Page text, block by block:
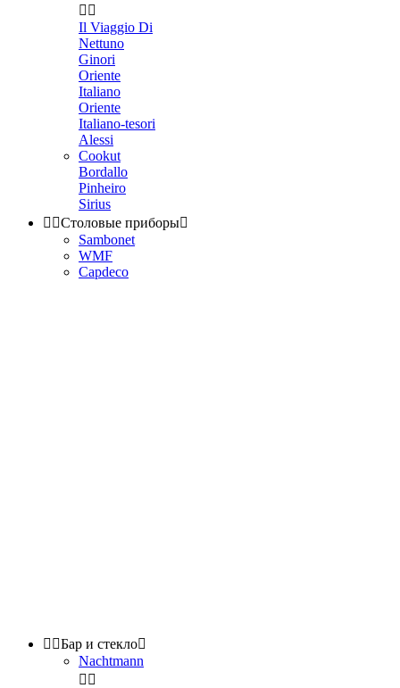
 
Il Viaggio Di
Nettuno
Ginori
Oriente
Italiano
Oriente
Italiano-tesori
Alessi
Cookut
Bordallo
Pinheiro
Sirius
 Столовые приборы
Sambonet
WMF
Capdeco
 Бар и стекло
Nachtmann
 